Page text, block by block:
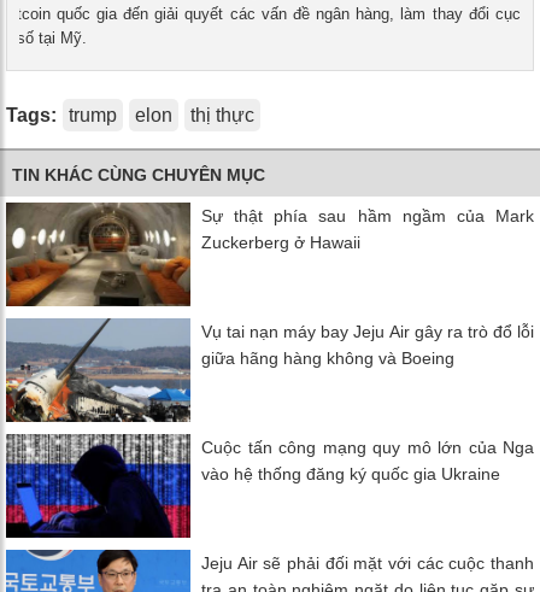
quốc gia đến giải quyết các vấn đề ngân hàng, làm thay đổi cục
số tại Mỹ.
Tags: trump elon thị thực
TIN KHÁC CÙNG CHUYÊN MỤC
Sự thật phía sau hầm ngầm của Mark
Zuckerberg ở Hawaii
Vụ tai nạn máy bay Jeju Air gây ra trò đổ lỗi
giữa hãng hàng không và Boeing
Cuộc tấn công mạng quy mô lớn của Nga
vào hệ thống đăng ký quốc gia Ukraine
Jeju Air sẽ phải đối mặt với các cuộc thanh